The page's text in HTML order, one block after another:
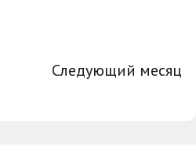
Следующий месяц